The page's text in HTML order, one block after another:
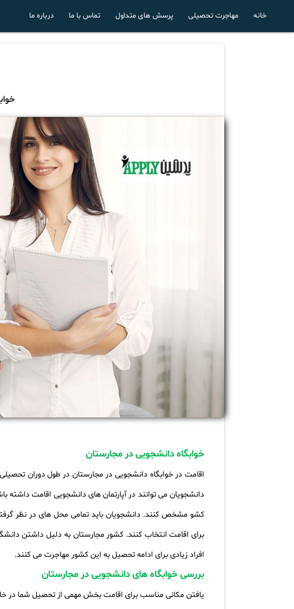
خانه مهاجرت تحصیلی پرسش های متداول تماس با ما درباره ما
خوابگاه دانشجویی در مجارستان
اقامت در خوابگاه دانشجویی در مجارستان در طول دوران
دانشجویان می توانند در آپارتمان های دانشجویی اقامت
کشو مشخص کنند. دانشجویان باید تمامی محل های در نظر
برای اقامت انتخاب کنند. کشور مجارستان به دلیل داشتن
افراد زیادی برای ادامه تحصیل به این کشور مهاجرت می کنند.
بررسی خوابگاه های دانشجویی در مجارستان
یافتن مکانی مناسب برای اقامت بخش مهمی از تحصیل شما در